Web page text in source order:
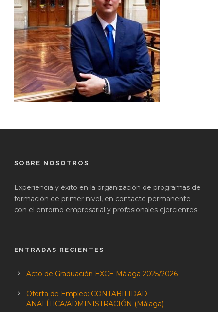
SOBRE NOSOTROS
Experiencia y éxito en la organización de programas de
formación de primer nivel, en contacto permanente
con el entorno empresarial y profesionales ejercientes.
ENTRADAS RECIENTES
Acto de Graduación EXCE Málaga 2025/2026
Oferta de Empleo: CONTABILIDAD
ANALÍTICA/ADMINISTRACIÓN (Málaga)